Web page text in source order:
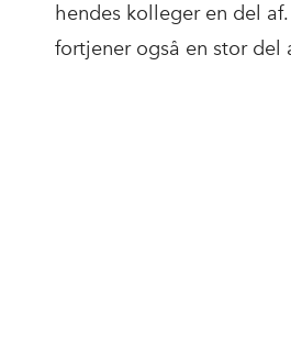
hendes kolleger en del
fortjener også en stor del